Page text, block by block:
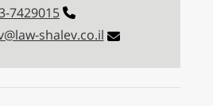
7429015
shalev.co.il